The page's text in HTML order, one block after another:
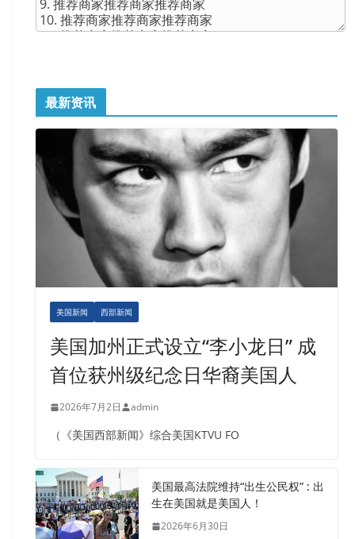
最新资讯
美国新闻 西部新闻
美国加州正式设立“李小龙日” 成
首位获州级纪念日华裔美国人
2026年7月2日 admin
（《美国西部新闻》综合美国KTVU FO
美国最高法院维持“出生公民权” : 出
生在美国就是美国人！
2026年6月30日